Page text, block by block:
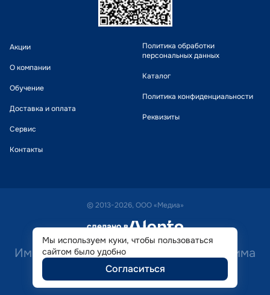
Акции
О компании
Обучение
Доставка и оплата
Сервис
Контакты
Политика обработки
персональных данных
Каталог
Политика конфиденциальности
Реквизиты
© 2013-2026, ООО «Медиа»
сделано в alente
Имеются противопоказания. Необходима
консультация специалиста.
Мы используем куки, чтобы пользоваться
сайтом было удобно
Согласиться